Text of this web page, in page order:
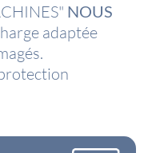
NOUS
adaptée